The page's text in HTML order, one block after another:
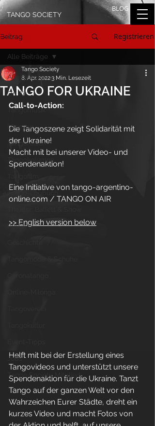
BLOG
TANGO SOCIETY
Beitrag Registrieren
Alle Beiträge
On Air
Tangomusik
Literatur
Tangoreisen
Tangokolumne
Tango-Logbuch
Politik
Jobs
Tango Society Mitglied
Alle Beiträge
TANGO FOR UKRAINE
Tango Society
8. Apr. 20223 Min. Lesezeit
Call-to-Action:
Die Tangoszene zeigt Solidarität mit
der Ukraine!
Macht mit bei unserer Video- und
Spendenaktion!
Eine Initiative von tango-argentino-
online.com / TANGO ON AIR
>> English version below
Helft mit bei der Erstellung eines
Tangovideos und unterstützt unsere
Spendenaktion für die Ukraine. Tanzt
Tango auf der ganzen Welt vor den
Wahrzeichen Eurer Städte, dreht ein
kurzes Video und macht Fotos von